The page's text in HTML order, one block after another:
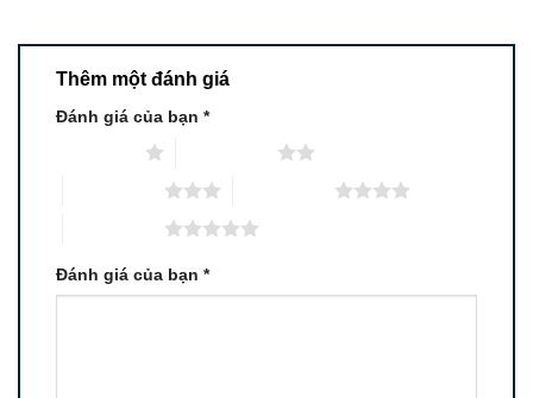
Thêm một đánh giá
Đánh giá của bạn *
Đánh giá của bạn *